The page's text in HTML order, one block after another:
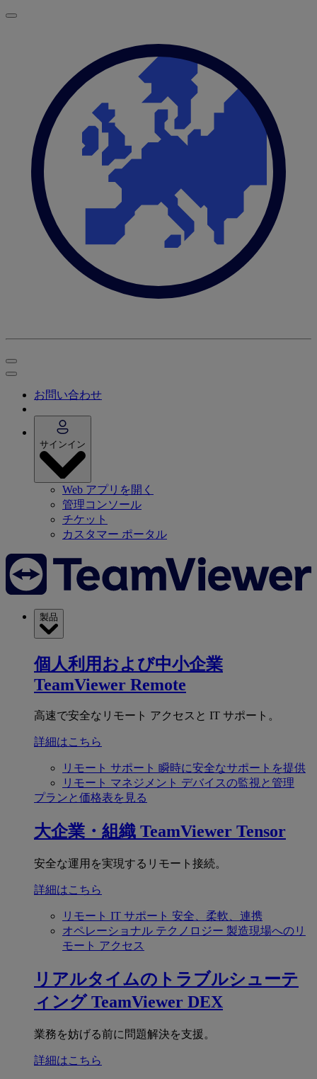
お問い合わせ
サインイン
Web アプリを開く
管理コンソール
チケット
カスタマー ポータル
製品
個人利用および中小企業
TeamViewer Remote
高速で安全なリモート アクセスと IT サポート。
詳細はこちら
リモート サポート 瞬時に安全なサポートを提供
リモート マネジメント デバイスの監視と管理
プランと価格表を見る
大企業・組織 TeamViewer Tensor
安全な運用を実現するリモート接続。
詳細はこちら
リモート IT サポート 安全、柔軟、連携
オペレーショナル テクノロジー 製造現場へのリ
モート アクセス
リアルタイムのトラブルシューテ
ィング TeamViewer DEX
業務を妨げる前に問題解決を支援。
詳細はこちら